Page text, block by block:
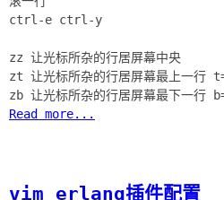
ctrl-e ctrl-y
zz 让光标所杂的行居屏幕中央
zt 让光标所杂的行居屏幕最上一行
Read more...
vim erlang插件配置